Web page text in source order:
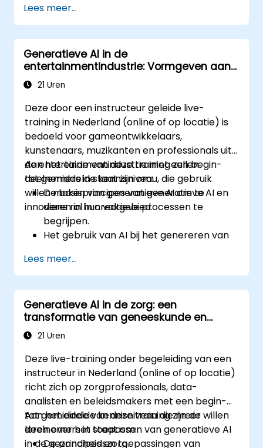
voor verschillende creatieve doeleinden.
AI-gestuurde hulpmiddelen te
ontwikkelen voor verhalen vertellen,
ontwerp en mediaproductie.
Lees meer...
Generatieve AI in de
entertainmentindustrie: Vormgeven aan
de toekomst van creatieve kunsten
21 Uren
Deze door een instructeur geleide live-
training in Nederland (online of op locatie) is
bedoeld voor gameontwikkelaars,
kunstenaars, muzikanten en professionals uit
de entertainmentindustrie met een begin-
tot gemiddelde kennisniveau, die gebruik
willen maken van generatieve AI om te
innoveren in hun vakgebied.
Aan het einde van deze training zullen
deelnemers in staat zijn om:
De basisprincipes van generatieve AI en
diens rol in creatieve processen te
begrijpen.
Het gebruik van AI bij het genereren van
verkennen.
De impact van AI op de ontwikkeling van
videospellen en de ervaringen van
spelers te analyseren.
De ethische aspecten van het toepassen
van AI in artistieke creatie te bespreken.
entertainmentsector te ontwerpen en uit
te werken.
Lees meer...
Generatieve AI in de zorg: een
transformatie van geneeskunde en
patiëntenzorg
21 Uren
Deze live-training onder begeleiding van een
instructeur in Nederland (online of op locatie)
richt zich op zorgprofessionals, data-
analisten en beleidsmakers met een begin-
tot gemiddelde kennisniveau die meer willen
leren over het toepassen van generatieve AI
in de gezondheidszorg.
Aan het einde van deze training zijn de
deelnemers in staat om:
De principes en toepassingen van